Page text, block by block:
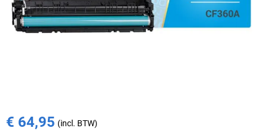
- Ma-Do: voor 15:30 besteld = vandaag verzonden
€ 64,95